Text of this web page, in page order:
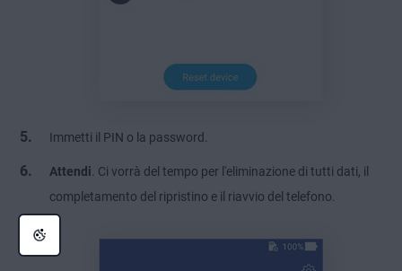
Immetti il PIN o la password.
Attendi. Ci vorrà del tempo per l'eliminazione di tutti dati, il
completamento del ripristino e il riavvio del telefono.